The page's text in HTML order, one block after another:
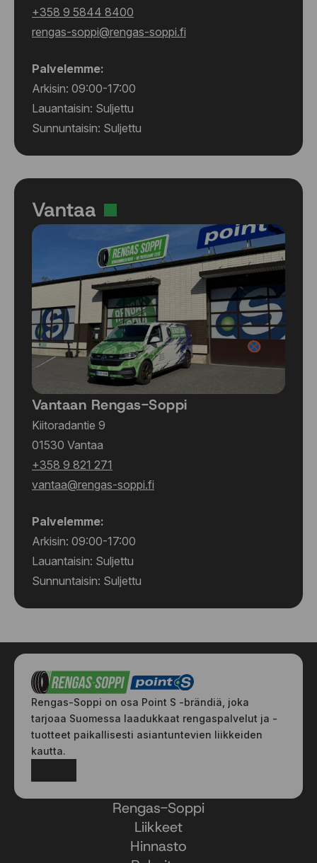
+358 9 5844 8400
rengas-soppi@rengas-soppi.fi
Palvelemme:
Arkisin: 09:00-17:00
Lauantaisin: Suljettu
Sunnuntaisin: Suljettu
Vantaa
Vantaan Rengas-Soppi
Kiitoradantie 9
01530 Vantaa
+358 9 821 271
vantaa@rengas-soppi.fi
Palvelemme:
Arkisin: 09:00-17:00
Lauantaisin: Suljettu
Sunnuntaisin: Suljettu
Rengas-Soppi on osa Point S -brändiä, joka
tarjoaa Suomessa laadukkaat rengaspalvelut ja -
tuotteet paikallisesti asiantuntevien liikkeiden
kautta.
Rengas-Soppi
Liikkeet
Hinnasto